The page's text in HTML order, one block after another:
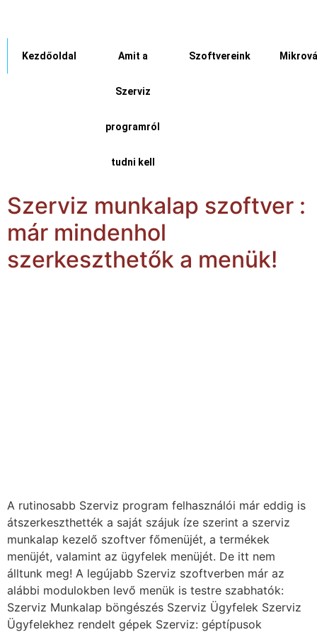
Kezdőoldal Amit a
Szerviz
programról
tudni kell
Szoftvereink
Szerviz munkalap szoftver :
már mindenhol
szerkeszthetők a menük!
A rutinosabb Szerviz program felhasználói már eddig is
átszerkeszthették a saját szájuk íze szerint a szerviz
munkalap kezelő szoftver főmenüjét, a termékek
menüjét, valamint az ügyfelek menüjét. De itt nem
álltunk meg! A legújabb Szerviz szoftverben már az
alábbi modulokben levő menük is testre szabhatók:
Szerviz Munkalap böngészés Szerviz Ügyfelek Szerviz
Ügyfelekhez rendelt gépek Szerviz: géptípusok